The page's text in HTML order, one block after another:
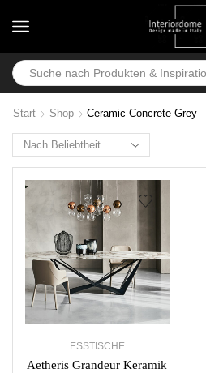
Start Shop Ceramic Concrete Grey
ESSTISCHE
Aetheris Grandeur Keramik